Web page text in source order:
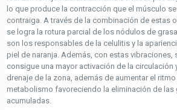
lo que produce la contracción que el músculo se
contraiga. A través de la combinación de estas
se logra la rotura parcial de los nódulos de
son los responsables de la celulitis y la
piel de naranja. Además, con estas vibraciones,
consigue una mayor activación de la circulación
drenaje de la zona, además de aumentar el ritmo
metabolismo favoreciendo la eliminación de las
acumuladas.